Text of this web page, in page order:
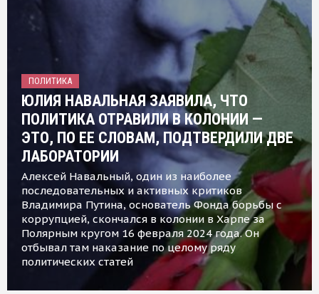
ПОЛИТИКА
ЮЛИЯ НАВАЛЬНАЯ ЗАЯВИЛА, ЧТО
ПОЛИТИКА ОТРАВИЛИ В КОЛОНИИ —
ЭТО, ПО ЕЕ СЛОВАМ, ПОДТВЕРДИЛИ ДВЕ
ЛАБОРАТОРИИ
Алексей Навальный, один из наиболее
последовательных и активных критиков
Владимира Путина, основатель Фонда борьбы с
коррупцией, скончался в колонии в Харпе за
Полярным кругом 16 февраля 2024 года. Он
отбывал там наказание по целому ряду
политических статей